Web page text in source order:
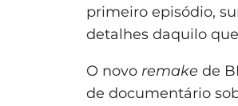
primeiro episódio,
detalhes daquilo
O novo remake de
de documentário